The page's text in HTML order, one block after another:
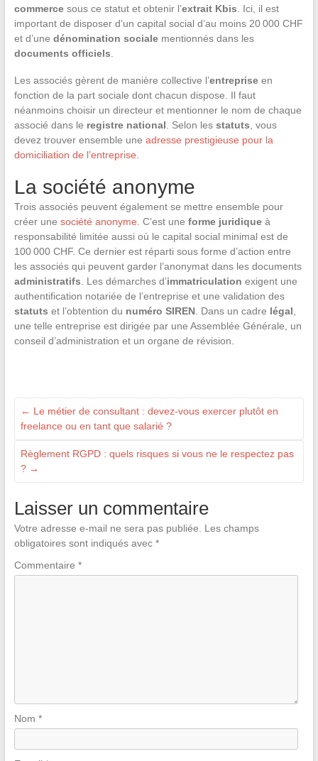
commercesous ce statut et obtenir l’extrait Kbis . Ici, il est
important de disposer d’un capital social d’au moins 20 000 CHF
et d’une dénomination socialementionnés dans les
documents officiels
Les associés gèrent de manière collective l’entrepriseen
fonction de la part sociale dont chacun dispose. Il faut
néanmoins choisir un directeur et mentionner le nom de chaque
associé dans le registre national . Selon les statuts , vous
devez trouver ensemble une adresse prestigieuse pour la
domiciliation de l’entreprise
La société anonyme
Trois associés peuvent également se mettre ensemble pour
créer une société anonyme . C’est une forme juridiqueà
responsabilité limitée aussi où le capital social minimal est de
100 000 CHF. Ce dernier est réparti sous forme d’action entre
les associés qui peuvent garder l’anonymat dans les documents
administratifs . Les démarches d’immatriculation exigent une
authentification notariée de l’entreprise et une validation des
statuts et l’obtention du numéro SIREN. Dans un cadre légal
une telle entreprise est dirigée par une Assemblée Générale, un
conseil d’administration et un organe de révision.
← Le métier de consultant : devez-vous exercer plutôt en
freelance ou en tant que salarié ?
Règlement RGPD : quels risques si vous ne le respectez pas
? →
Laisser un commentaire
Votre adresse e-mail ne sera pas publiée.
Les champs
obligatoires sont indiqués avec *
Commentaire *
Nom *